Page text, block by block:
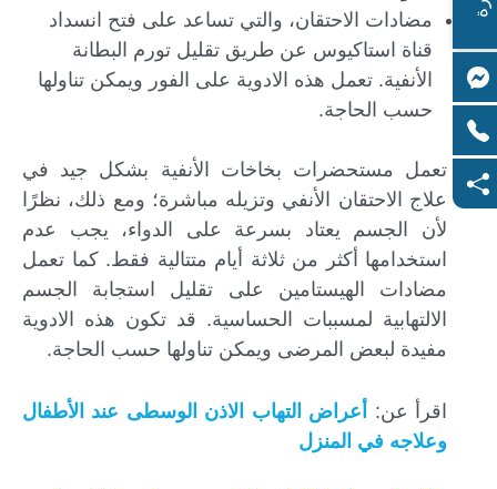
مضادات الاحتقان، والتي تساعد على فتح انسداد
قناة استاكيوس عن طريق تقليل تورم البطانة
الأنفية. تعمل هذه الادوية على الفور ويمكن تناولها
حسب الحاجة.
تعمل مستحضرات بخاخات الأنفية بشكل جيد في
علاج الاحتقان الأنفي وتزيله مباشرة؛ ومع ذلك، نظرًا
لأن الجسم يعتاد بسرعة على الدواء، يجب عدم
استخدامها أكثر من ثلاثة أيام متتالية فقط. كما تعمل
مضادات الهيستامين على تقليل استجابة الجسم
الالتهابية لمسببات الحساسية. قد تكون هذه الادوية
مفيدة لبعض المرضى ويمكن تناولها حسب الحاجة.
اقرأ عن: أعراض التهاب الاذن الوسطى عند الأطفال
وعلاجه في المنزل